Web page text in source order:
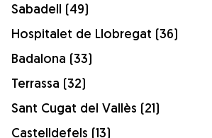
Sabadell (49)
Hospitalet de Llobregat (36)
Badalona (33)
Terrassa (32)
Sant Cugat del Vallès (21)
Castelldefels (13)